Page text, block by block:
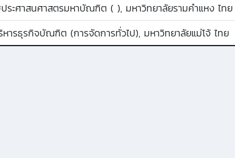
ระศาสนศาสตรมหาบัณฑิต ( ), มหาวิทยาลัยรามคำแหง ไทย
หารธุรกิจบัณฑิต (การจัดการทั่วไป), มหาวิทยาลัยแม่โจ้ ไทย